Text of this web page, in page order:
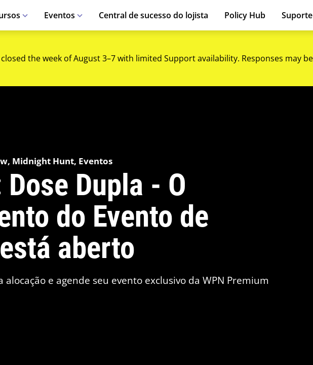
Eventos Central de sucesso do lojista Policy Hub
the week of August 3–7 with limited Support availability. Responses may
Midnight Hunt, Eventos
Dupla - O
do Evento de
aberto
alocação e agende seu evento exclusivo da WPN Premium